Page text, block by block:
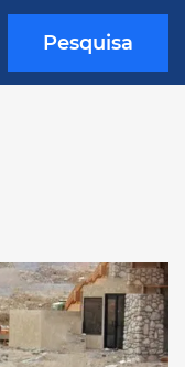
Pesquisa